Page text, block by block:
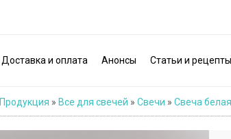
Доставка и оплата Анонсы Статьи и рецепты
Продукция » Все для свечей » Свечи » Свеча